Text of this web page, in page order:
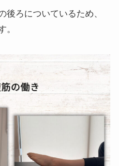
後ろについているため、
。